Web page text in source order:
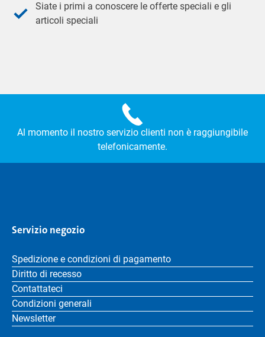
Siate i primi a conoscere le offerte speciali e gli
articoli speciali
Al momento il nostro servizio clienti non è raggiungibile
telefonicamente.
Servizio negozio
Spedizione e condizioni di pagamento
Diritto di recesso
Contattateci
Condizioni generali
Newsletter